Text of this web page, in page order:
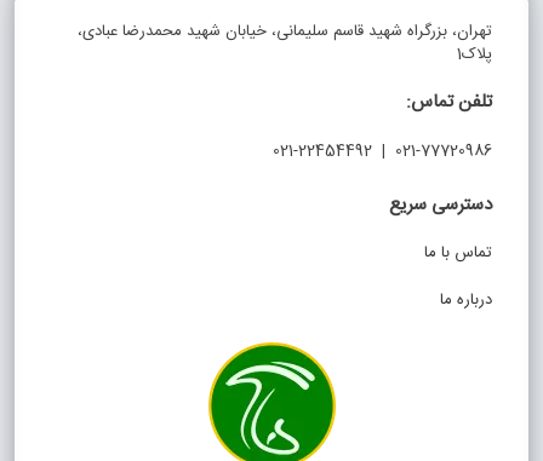
تهران، بزرگراه شهید قاسم سلیمانی، خیابان شهید محمدرضا عبادی،
پلاک1
تلفن تماس:
021-77720986 | 021-22454492
دسترسی سریع
تماس با ما
درباره ما